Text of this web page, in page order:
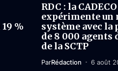
%
RDC : la CADECO
expérimente un
système avec la
de 8 000 agents
de la SCTP
ParRédaction 6 août